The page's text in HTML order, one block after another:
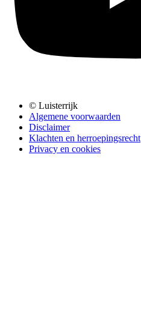
© Luisterrijk
Algemene voorwaarden
Disclaimer
Klachten en herroepingsrecht
Privacy en cookies